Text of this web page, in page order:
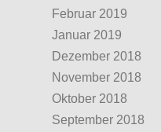
Februar 2019
Januar 2019
Dezember 2018
November 2018
Oktober 2018
September 2018